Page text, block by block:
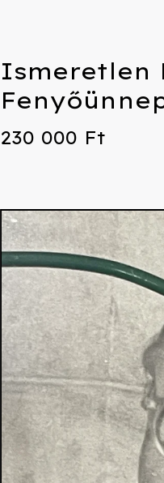
Ismeretlen
230 000 Ft